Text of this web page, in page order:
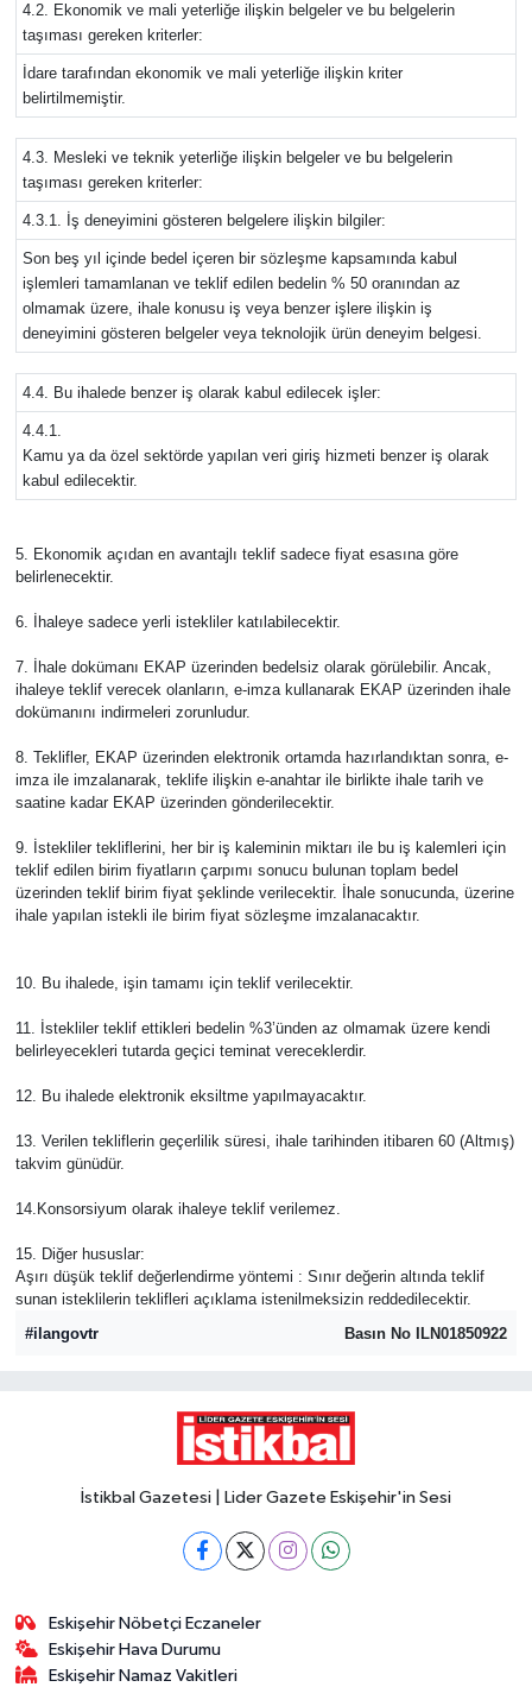
4.2. Ekonomik ve mali yeterliğe ilişkin belgeler ve bu belgelerin
taşıması gereken kriterler:
İdare tarafından ekonomik ve mali yeterliğe ilişkin kriter
belirtilmemiştir.
4.3. Mesleki ve teknik yeterliğe ilişkin belgeler ve bu belgelerin
taşıması gereken kriterler:
4.3.1. İş deneyimini gösteren belgelere ilişkin bilgiler:
Son beş yıl içinde bedel içeren bir sözleşme kapsamında kabul
işlemleri tamamlanan ve teklif edilen bedelin % 50 oranından az
olmamak üzere, ihale konusu iş veya benzer işlere ilişkin iş
deneyimini gösteren belgeler veya teknolojik ürün deneyim belgesi.
4.4. Bu ihalede benzer iş olarak kabul edilecek işler:
4.4.1.
Kamu ya da özel sektörde yapılan veri giriş hizmeti benzer iş olarak
kabul edilecektir.
5. Ekonomik açıdan en avantajlı teklif sadece fiyat esasına göre
belirlenecektir.
6. İhaleye sadece yerli istekliler katılabilecektir.
7. İhale dokümanı EKAP üzerinden bedelsiz olarak görülebilir. Ancak,
ihaleye teklif verecek olanların, e-imza kullanarak EKAP üzerinden ihale
dokümanını indirmeleri zorunludur.
8. Teklifler, EKAP üzerinden elektronik ortamda hazırlandıktan sonra, e-
imza ile imzalanarak, teklife ilişkin e-anahtar ile birlikte ihale tarih ve
saatine kadar EKAP üzerinden gönderilecektir.
9. İstekliler tekliflerini, her bir iş kaleminin miktarı ile bu iş kalemleri için
teklif edilen birim fiyatların çarpımı sonucu bulunan toplam bedel
üzerinden teklif birim fiyat şeklinde verilecektir. İhale sonucunda, üzerine
ihale yapılan istekli ile birim fiyat sözleşme imzalanacaktır.
10. Bu ihalede, işin tamamı için teklif verilecektir.
11. İstekliler teklif ettikleri bedelin %3’ünden az olmamak üzere kendi
belirleyecekleri tutarda geçici teminat vereceklerdir.
12. Bu ihalede elektronik eksiltme yapılmayacaktır.
13. Verilen tekliflerin geçerlilik süresi, ihale tarihinden itibaren 60 (Altmış)
takvim günüdür.
14.Konsorsiyum olarak ihaleye teklif verilemez.
15. Diğer hususlar:
Aşırı düşük teklif değerlendirme yöntemi : Sınır değerin altında teklif
sunan isteklilerin teklifleri açıklama istenilmeksizin reddedilecektir.
#ilangovtr
Basın No ILN01850922
İstikbal Gazetesi | Lider Gazete Eskişehir'in Sesi
Eskişehir Nöbetçi Eczaneler
Eskişehir Hava Durumu
Eskişehir Namaz Vakitleri